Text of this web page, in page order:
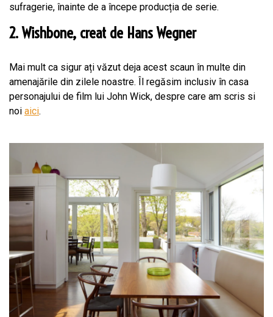
sufragerie, înainte de a începe producția de serie.
2. Wishbone, creat de Hans Wegner
Mai mult ca sigur ați văzut deja acest scaun în multe din
amenajările din zilele noastre. Îl regăsim inclusiv în casa
personajului de film lui John Wick, despre care am scris si
noi aici.